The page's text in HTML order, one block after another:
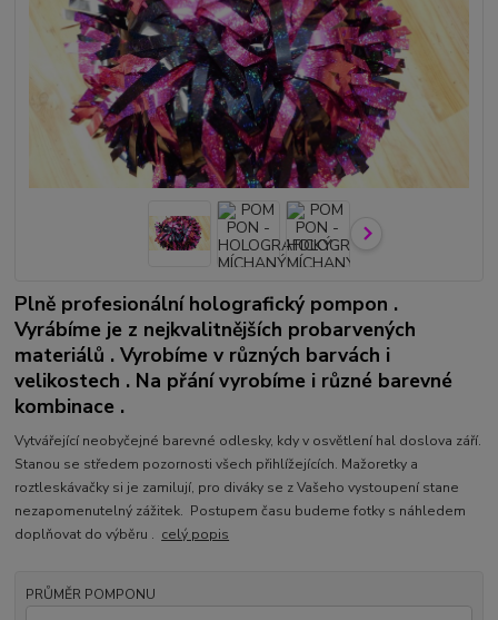
Plně profesionální holografický pompon .
Vyrábíme je z nejkvalitnějších probarvených
materiálů . Vyrobíme v různých barvách i
velikostech . Na přání vyrobíme i různé barevné
kombinace .
Vytvářející neobyčejné barevné odlesky, kdy v osvětlení hal doslova září.
Stanou se středem pozornosti všech přihlížejících. Mažoretky a
roztleskávačky si je zamilují, pro diváky se z Vašeho vystoupení stane
nezapomenutelný zážitek. Postupem času budeme fotky s náhledem
doplňovat do výběru . celý popis
PRŮMĚR POMPONU